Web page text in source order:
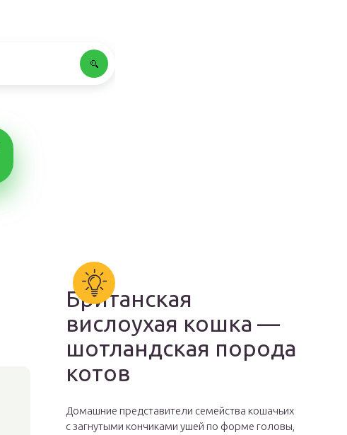
Британская
вислоухая кошка —
шотландская порода
котов
Домашние представители семейства кошачьих
с загнутыми кончиками ушей по форме головы,